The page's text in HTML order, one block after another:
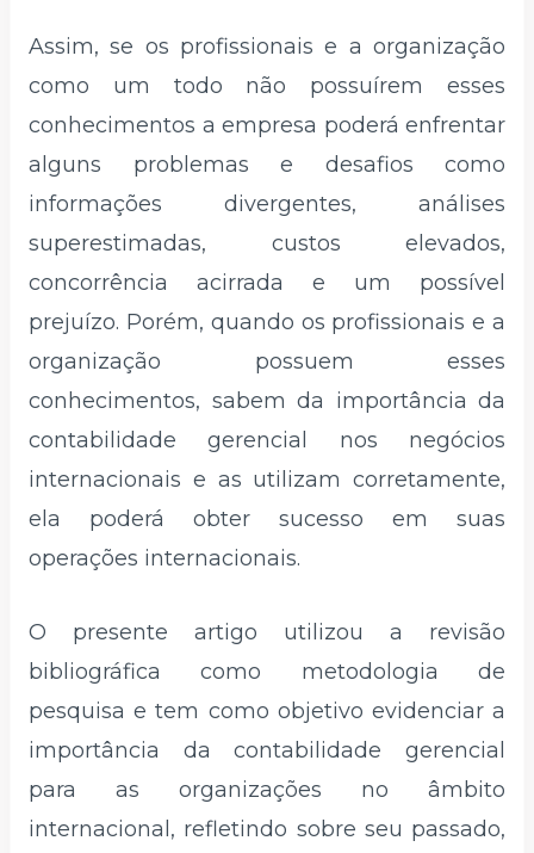
Assim, se os profissionais e a organização
como um todo não possuírem esses
conhecimentos a empresa poderá enfrentar
alguns problemas e desafios como
informações divergentes, análises
superestimadas, custos elevados,
concorrência acirrada e um possível
prejuízo. Porém, quando os profissionais e a
organização possuem esses
conhecimentos, sabem da importância da
contabilidade gerencial nos negócios
internacionais e as utilizam corretamente,
ela poderá obter sucesso em suas
operações internacionais.
O presente artigo utilizou a revisão
bibliográfica como metodologia de
pesquisa e tem como objetivo evidenciar a
importância da contabilidade gerencial
para as organizações no âmbito
internacional, refletindo sobre seu passado,